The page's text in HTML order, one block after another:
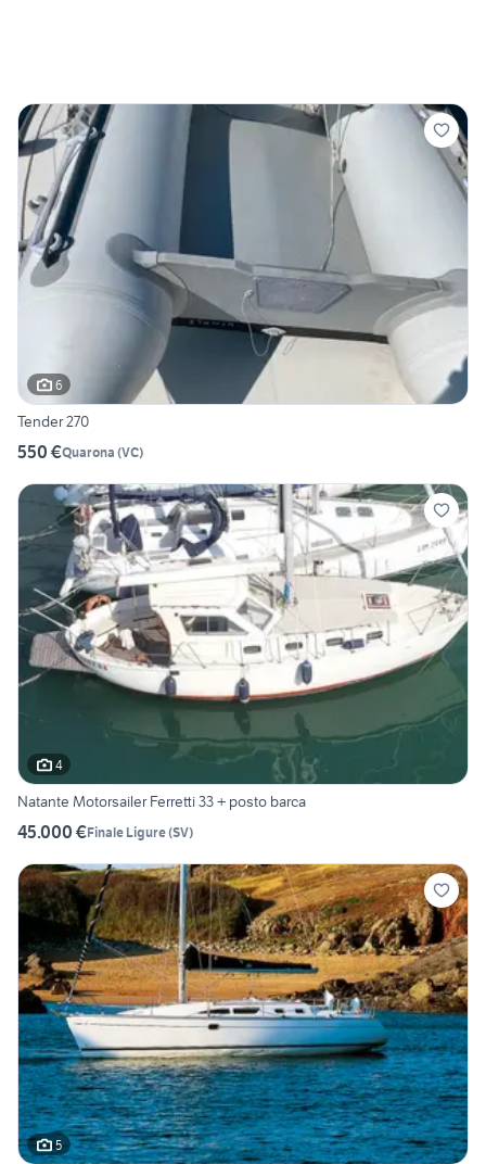
6
Tender 270
550 €Quarona (VC)
4
Natante Motorsailer Ferretti 33 + posto barca
45.000 €Finale Ligure(SV)
5